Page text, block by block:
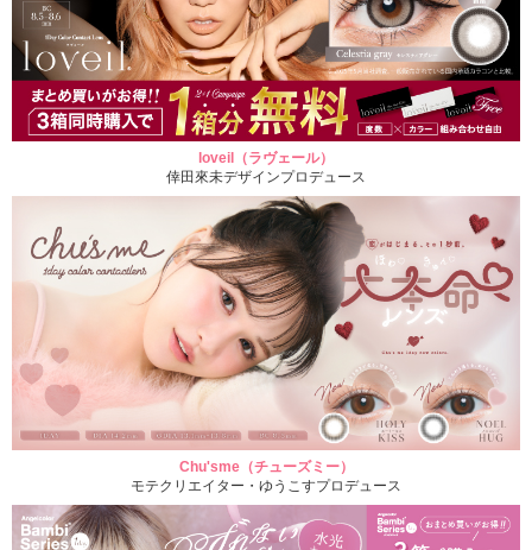
loveil（ラヴェール）
倖田來未デザインプロデュース
Chu'sme（チューズミー）
モテクリエイター・ゆうこすプロデュース